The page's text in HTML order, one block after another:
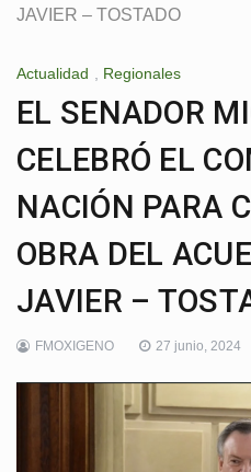
JAVIER – TOSTADO
Actualidad , Regionales
EL SENADOR
CELEBRÓ EL
NACIÓN PARA
OBRA DEL
JAVIER –
FMOXIGENO 27 junio, 2024